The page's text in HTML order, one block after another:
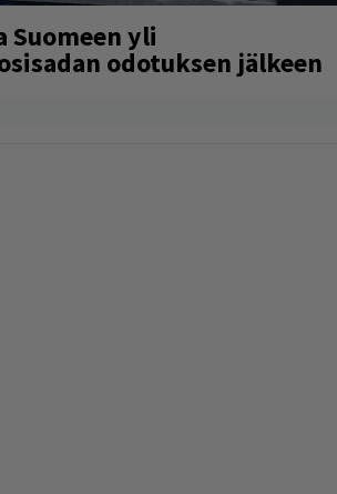
Suomeen yli
odotuksen jälkeen